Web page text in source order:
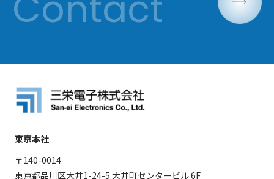
東京本社
〒140-0014
東京都品川区大井1-24-5 大井町センタービル 6F